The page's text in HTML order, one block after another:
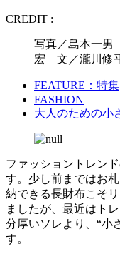
CREDIT :
写真／島本一
宏 文／瀧川修
FEATURE：特集
FASHION
大人のための小
ファッショントレン
す。少し前まではお
納できる長財布こそ
ましたが、最近はト
分厚いソレより、“小
す。